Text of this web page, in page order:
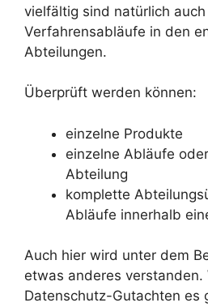
vielfältig sind natürlich
Verfahrensabläufe in den
Abteilungen.
Überprüft werden können:
einzelne Produkte
einzelne Abläufe
Abteilung
komplette
Abläufe innerhalb
Auch hier wird unter dem
etwas anderes verstanden.
Datenschutz-Gutachten es